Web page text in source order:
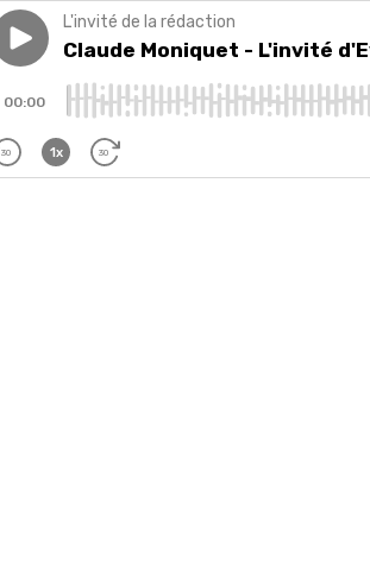
Play episodeClaude Moniquet - L'invité d'Eva
L'invité de la rédaction
Claude Moniquet - L'invité
00:00
30 1x 30